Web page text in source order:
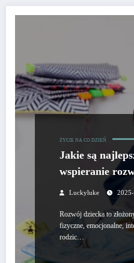
ŻYCIE NA CO DZIEŃ
Jakie są
wspieranie
Luckyluke
Rozwój dziecka to
fizyczne, emocjonalne,
rodzic…